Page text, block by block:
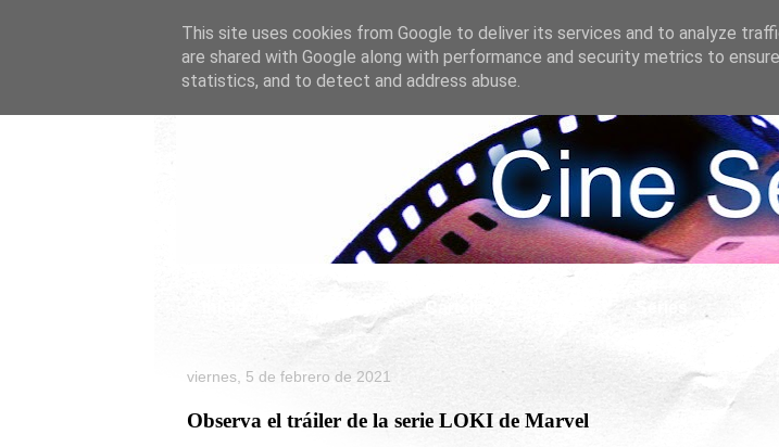
viernes, 5 de febrero de 2021
Observa el tráiler de la serie LOKI de Marvel
This site uses cookies from Google to deliver its services and to analyze
are shared with Google along with performance and security metrics to
statistics, and to detect and address abuse.